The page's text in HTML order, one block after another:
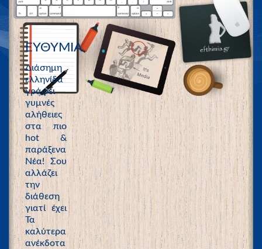
ΕΥΘΥΜΙΑ
Διάσημη
ελληνίδα
γράφει
γυμνές
αλήθειες
στα πιο
hot &
παράξενα
Νέα! Σου
αλλάζει
την
διάθεση
γιατί έχει
Τα
καλύτερα
ανέκδοτα